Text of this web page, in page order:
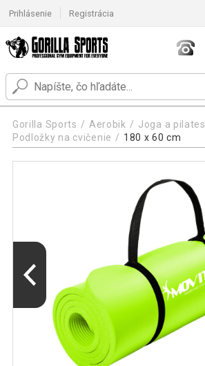
Prihlásenie Registrácia
Gorilla Sports Aerobik
Joga a pilates
Podložky na cvičenie
180 x 60 cm